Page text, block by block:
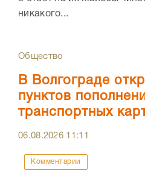
никакого...
Общество
В Волгограде
пунктов
транспортных
06.08.2026 11:11
Комментарии